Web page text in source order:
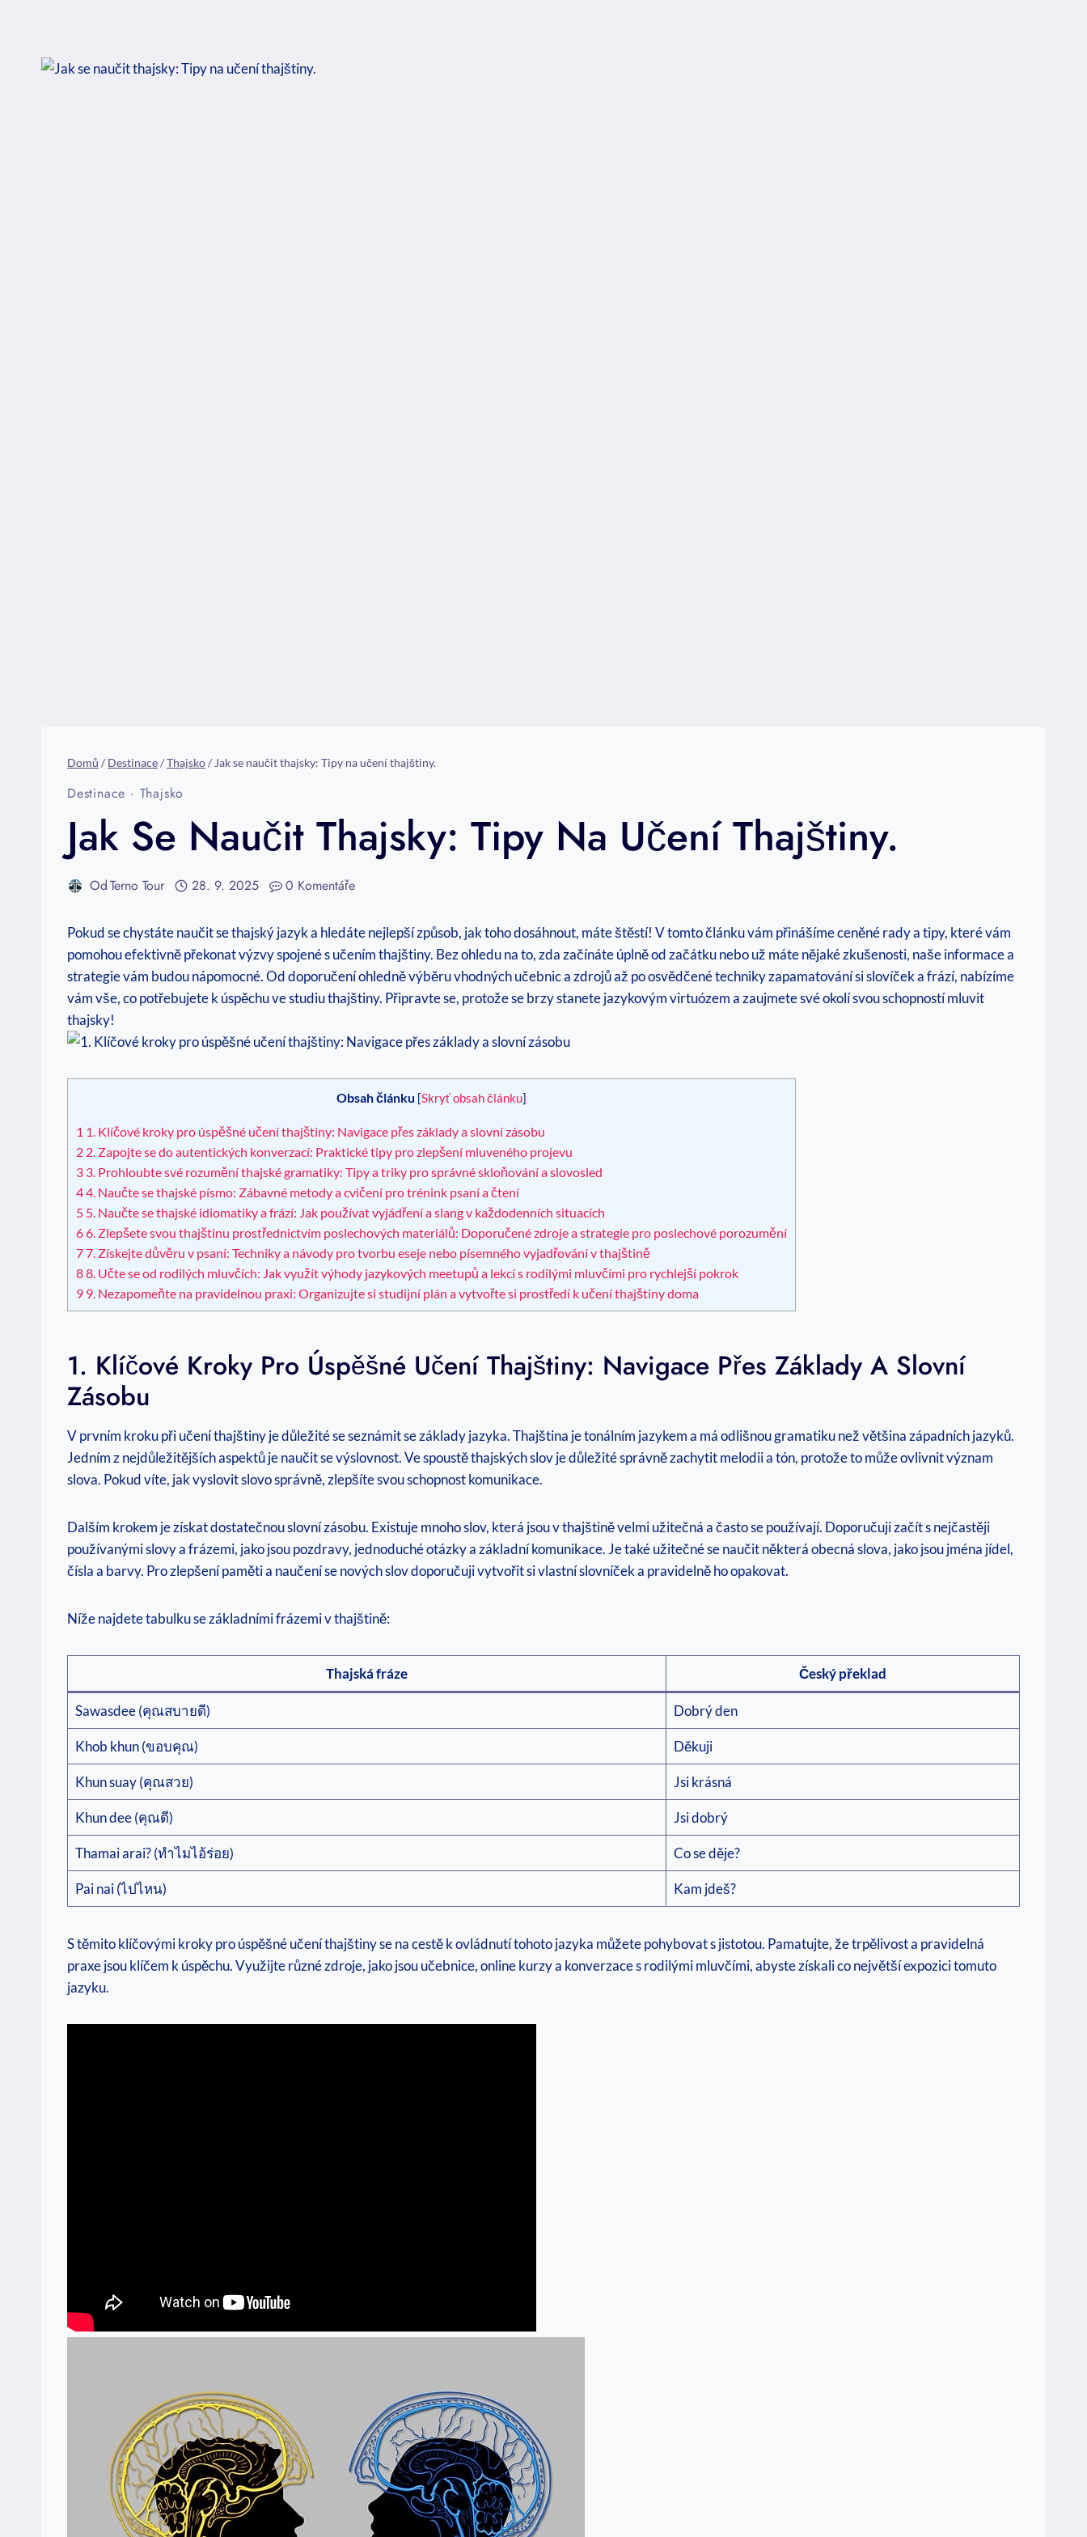
Domů / Destinace/Thajsko/ Jak se naučit thajsky: Tipy na učení thajštiny.
Destinace · Thajsko
Jak Se Naučit Thajsky: Tipy Na Učení Thajštiny.
OdTerno Tour 28. 9. 2025 0 Komentáře
Pokud se chystáte naučit se thajský jazyk a hledáte nejlepší způsob, jak toho dosáhnout, máte štěstí! V tomto článku vám přinášíme ceněné rady a tipy, které vám
pomohou efektivně překonat výzvy spojené s učením thajštiny. Bez ohledu na to, zda začínáte úplně od začátku nebo už máte nějaké zkušenosti, naše informace a
strategie vám budou nápomocné. Od doporučení ohledně výběru vhodných učebnic a zdrojů až po osvědčené techniky zapamatování si slovíček a frází, nabízíme
vám vše, co potřebujete k úspěchu ve studiu thajštiny. Připravte se, protože se brzy stanete jazykovým virtuózem a zaujmete své okolí svou schopností mluvit
thajsky!
Obsah článku [Skryť obsah článku]
1 1. Klíčové kroky pro úspěšné učení thajštiny: Navigace přes základy a slovní zásobu
2 2. Zapojte se do autentických konverzací: Praktické tipy pro zlepšení mluveného projevu
3 3. Prohloubte své rozumění thajské gramatiky: Tipy a triky pro správné skloňování a slovosled
44. Naučte se thajské písmo: Zábavné metody a cvičení pro trénink psaní a čtení
5 5. Naučte se thajské idiomatiky a frází: Jak používat vyjádření a slang v každodenních situacích
66. Zlepšete svou thajštinu prostřednictvím poslechových materiálů: Doporučené zdroje a strategie pro poslechové porozumění
77. Získejte důvěru v psaní: Techniky a návody pro tvorbu eseje nebo písemného vyjadřování v thajštině
88. Učte se od rodilých mluvčích: Jak využít výhody jazykových meetupů a lekcí s rodilými mluvčími pro rychlejší pokrok
9 9. Nezapomeňte na pravidelnou praxi: Organizujte si studijní plán a vytvořte si prostředí k učení thajštiny doma
1. Klíčové Kroky Pro Úspěšné Učení Thajštiny: Navigace Přes Základy A Slovní
Zásobu
V prvním kroku při učení thajštiny je důležité se seznámit se základy jazyka. Thajština je tonálním jazykem a má odlišnou gramatiku než většina západních jazyků.
Jedním z nejdůležitějších aspektů je naučit se výslovnost. Ve spoustě thajských slov je důležité správně zachytit melodii a tón, protože to může ovlivnit význam
slova. Pokud víte, jak vyslovit slovo správně, zlepšíte svou schopnost komunikace.
Dalším krokem je získat dostatečnou slovní zásobu. Existuje mnoho slov, která jsou v thajštině velmi užitečná a často se používají. Doporučuji začít s nejčastěji
používanými slovy a frázemi, jako jsou pozdravy, jednoduché otázky a základní komunikace. Je také užitečné se naučit některá obecná slova, jako jsou jména jídel,
čísla a barvy. Pro zlepšení paměti a naučení se nových slov doporučuji vytvořit si vlastní slovníček a pravidelně ho opakovat.
Níže najdete tabulku se základními frázemi v thajštině:
Thajská fráze Český překlad
Sawasdee (คุณสบายดี) Dobrý den
Khob khun (ขอบคุณ) Děkuji
Khun suay (คุณสวย) Jsi krásná
Khun dee (คุณดี) Jsi dobrý
Thamai arai? (ทำไมไอ้ร่อย) Co se děje?
Pai nai (ไปไหน) Kam jdeš?
S těmito klíčovými kroky pro úspěšné učení thajštiny se na cestě k ovládnutí tohoto jazyka můžete pohybovat s jistotou. Pamatujte, že trpělivost a pravidelná
praxe jsou klíčem k úspěchu. Využijte různé zdroje, jako jsou učebnice, online kurzy a konverzace s rodilými mluvčími, abyste získali co největší expozici tomuto
jazyku.